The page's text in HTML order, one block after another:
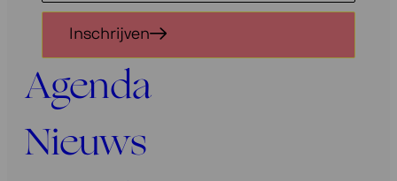
voor
onze
nieuwsbrief
Inschrijven
Agenda
Nieuws